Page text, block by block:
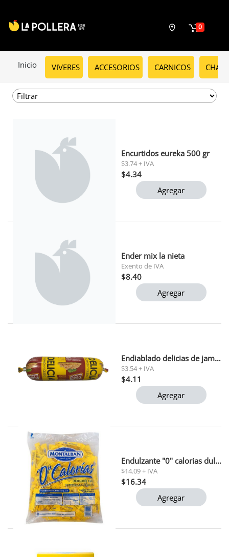
0
Inicio VIVERES ACCESORIOS CARNICOS
Encurtidos eureka 500 gr
$3.74 + IVA
$4.34
Agregar
Ender mix la nieta
Exento de IVA
$8.40
Agregar
Endiablado delicias de jamon y queso oscar mayer 160 gr
$3.54 + IVA
$4.11
Agregar
Endulzante "0" calorias dulfit montalban 400g
$14.09 + IVA
$16.34
Agregar